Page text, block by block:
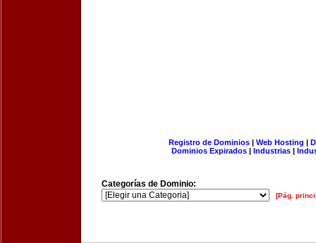
Registro de Dominios| Web Hosting |
Dominios Expirados | Industrias |
Categorías de Dominio:
[Pág.